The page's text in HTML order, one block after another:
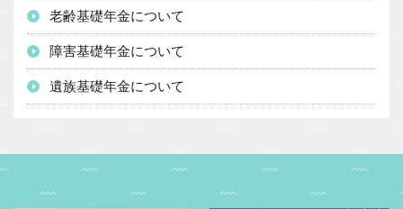
老齢基礎年金について
障害基礎年金について
遺族基礎年金について